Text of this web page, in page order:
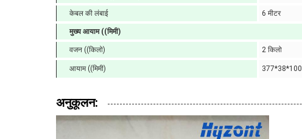
केबल की लंबाई 6 मीटर
मुख्य आयाम ((मिमी)
वजन ((किलो) 2 किलो
आयाम ((मिमी) 377*38*100
अनुकूलन: